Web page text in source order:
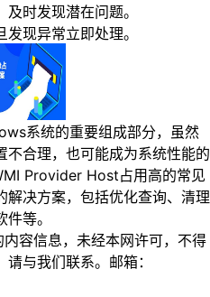
时发现潜在问题。
现异常立即处理。
系统的重要组成部分，虽然
合理，也可能成为系统性能的
Provider Host占用高的常见
解决方案，包括优化查询、清理
等。
内容信息，未经本网许可，不得
与我们联系。邮箱：